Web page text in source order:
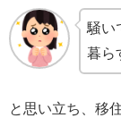
騒い
暮ら
と思い立ち、移